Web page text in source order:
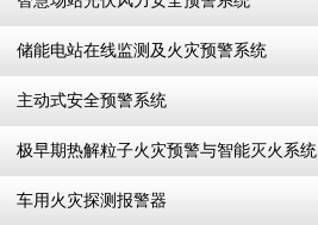
储能电站在线监测及火灾预警系统
主动式安全预警系统
极早期热解粒子火灾预警与智能灭火系统
车用火灾探测报警器